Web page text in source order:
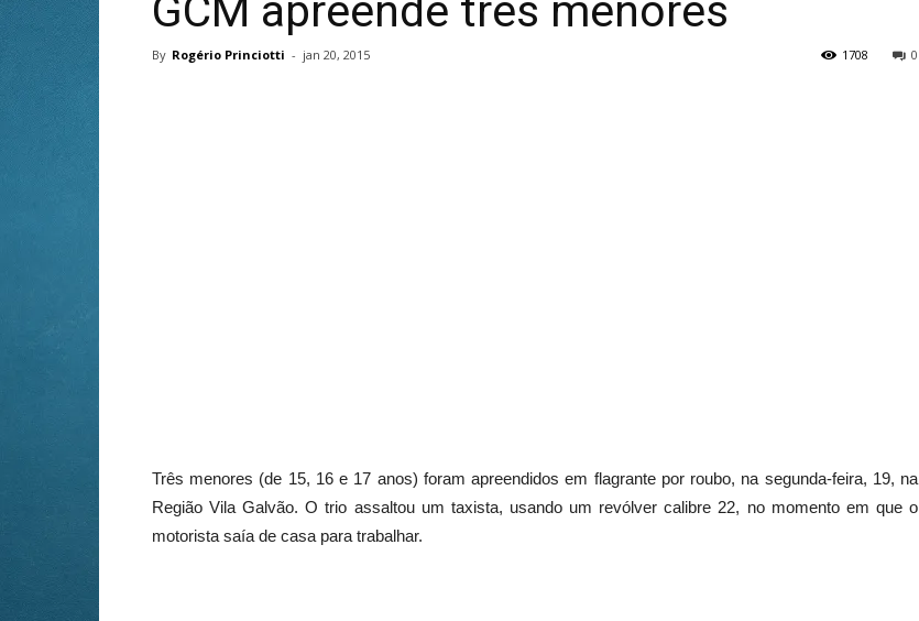
GCM apreende três menores
By Rogério Princiotti - jan 20, 2015 0
1708
Três menores (de 15, 16 e 17 anos) foram apreendidos em flagrante por roubo, na segunda-feira, 19, na
Região Vila Galvão. O trio assaltou um taxista, usando um revólver calibre 22, no momento em que o
motorista saía de casa para trabalhar.